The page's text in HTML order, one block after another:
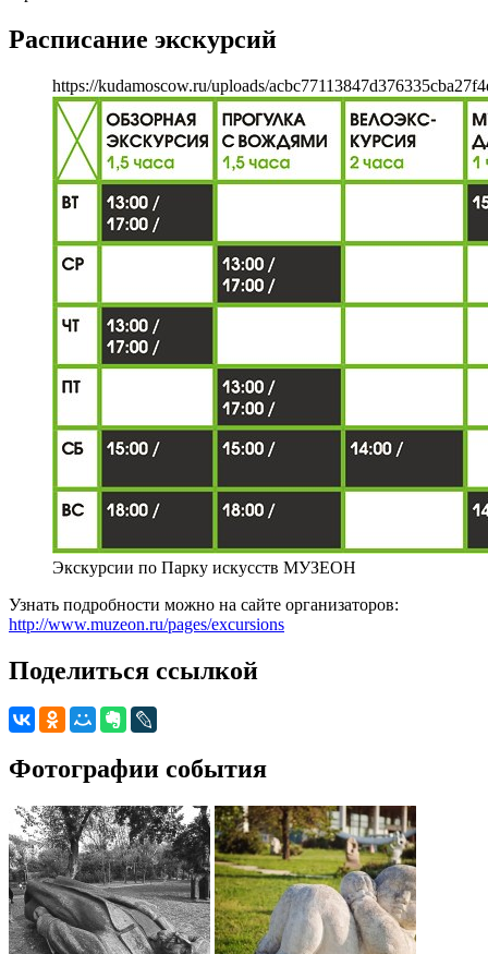
Расписание экскурсий
https://kudamoscow.ru/uploads/
Экскурсии по Парку искусств МУЗЕОН
Узнать подробности можно на сайте организаторов:
http://www.muzeon.ru/pages/excursions
Поделиться ссылкой
Фотографии события